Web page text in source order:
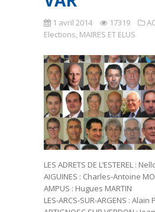
1 avril 2014 17319
Elections, MAIRES ET ELUS
LES ADRETS DE L’ESTEREL :
AIGUINES : Charles-Antoine
AMPUS : Hugues MARTIN
LES-ARCS-SUR-ARGENS : Alain